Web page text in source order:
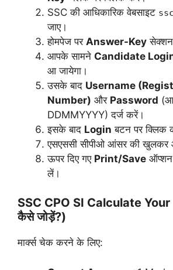
SSC की आधिकारिक वेबसाइट
जाए।
होमपेज पर Answer-Key
आपके सामने Candidate
आ जायेगा।
उसके बाद Username
Number) और Password
DDMMYYYY) दर्ज करें।
इसके बाद Login बटन पर क्लिक
एसएससी सीपीओ आंसर की खुलकर
ऊपर दिए गए Print/Save
लें।
SSC CPO SI Calculate
कैसे जोड़ें?)
मार्क्स चेक करने के लिए: